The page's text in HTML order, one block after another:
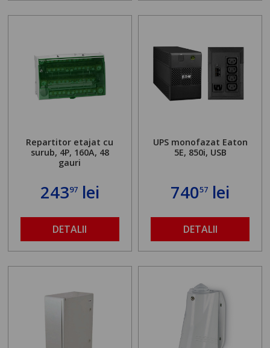
Repartitor etajat cu
surub, 4P, 160A, 48
gauri
24397lei
DETALII
UPS monofazat Eaton
5E, 850i, USB
74057 lei
DETALII